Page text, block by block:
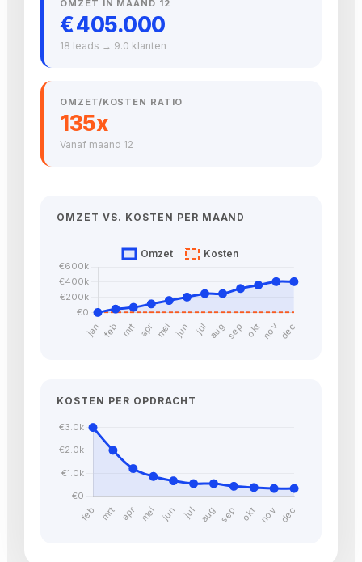
OMZET IN MAAND 12
€ 405.000
18 leads → 9.0 klanten
OMZET/KOSTEN RATIO
135x
Vanaf maand 12
OMZET VS. KOSTEN PER MAAND
KOSTEN PER OPDRACHT